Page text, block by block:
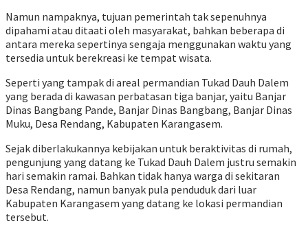
Namun nampaknya, tujuan pemerintah tak sepenuhnya
dipahami atau ditaati oleh masyarakat, bahkan beberapa di
antara mereka sepertinya sengaja menggunakan waktu yang
tersedia untuk berekreasi ke tempat wisata.
Seperti yang tampak di areal permandian Tukad Dauh Dalem
yang berada di kawasan perbatasan tiga banjar, yaitu Banjar
Dinas Bangbang Pande, Banjar Dinas Bangbang, Banjar Dinas
Muku, Desa Rendang, Kabupaten Karangasem.
Sejak diberlakukannya kebijakan untuk beraktivitas di rumah,
pengunjung yang datang ke Tukad Dauh Dalem justru semakin
hari semakin ramai. Bahkan tidak hanya warga di sekitaran
Desa Rendang, namun banyak pula penduduk dari luar
Kabupaten Karangasem yang datang ke lokasi permandian
tersebut.